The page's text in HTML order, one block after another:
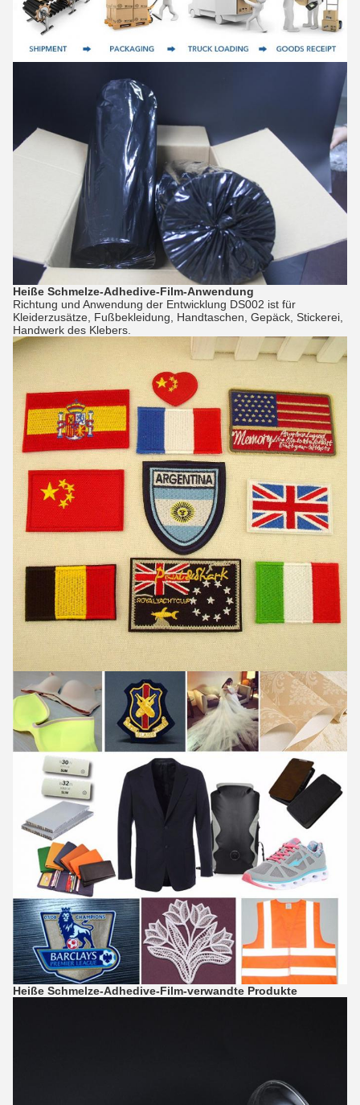
Heiße Schmelze-Adhedive-Film-Anwendung
Richtung und Anwendung der Entwicklung DS002 ist für
Kleiderzusätze, Fußbekleidung, Handtaschen, Gepäck, Stickerei,
Handwerk des Klebers.
Heiße Schmelze-Adhedive-Film-verwandte Produkte